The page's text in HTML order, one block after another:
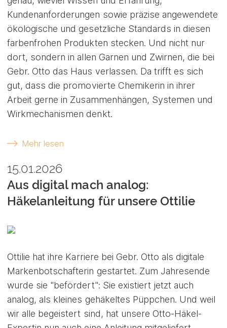
Kundenanforderungen sowie präzise angewendete
ökologische und gesetzliche Standards in diesen
farbenfrohen Produkten stecken. Und nicht nur
dort, sondern in allen Garnen und Zwirnen, die bei
Gebr. Otto das Haus verlassen. Da trifft es sich
gut, dass die promovierte Chemikerin in ihrer
Arbeit gerne in Zusammenhängen, Systemen und
Wirkmechanismen denkt.
Mehr lesen
15.01.2026
Aus digital mach analog:
Häkelanleitung für unsere Ottilie
Ottilie hat ihre Karriere bei Gebr. Otto als digitale
Markenbotschafterin gestartet. Zum Jahresende
wurde sie "befördert": Sie existiert jetzt auch
analog, als kleines gehäkeltes Püppchen. Und weil
wir alle begeistert sind, hat unsere Otto-Häkel-